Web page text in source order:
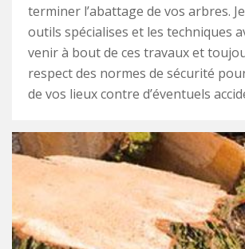
terminer l’abattage de vos arbres.
outils spécialises et les techniques
venir à bout de ces travaux et
respect des normes de sécurité
de vos lieux contre d’éventuels